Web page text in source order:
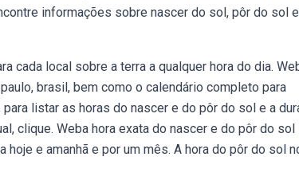
informações sobre nascer do sol, pôr do sol e
cada local sobre a terra a qualquer hora do dia.
brasil, bem como o calendário completo para
listar as horas do nascer e do pôr do sol e a
clique. Weba hora exata do nascer e do pôr do sol
e amanhã e por um mês. A hora do pôr do sol